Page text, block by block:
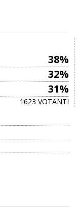
38%
32%
31%
1623 VOTANTI